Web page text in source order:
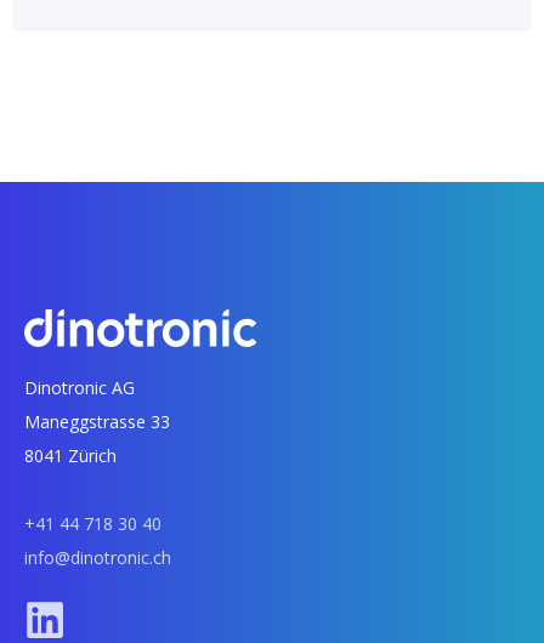
Dinotronic AG
Maneggstrasse 33
8041 Zürich
+41 44 718 30 40
info@dinotronic.ch